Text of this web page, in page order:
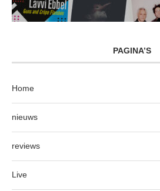
PAGINA’S
Home
nieuws
reviews
Live